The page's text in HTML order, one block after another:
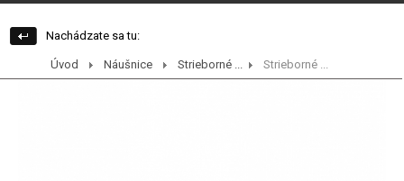
Nachádzate sa tu:
Úvod Náušnice Strieborné ... Strieborné ...